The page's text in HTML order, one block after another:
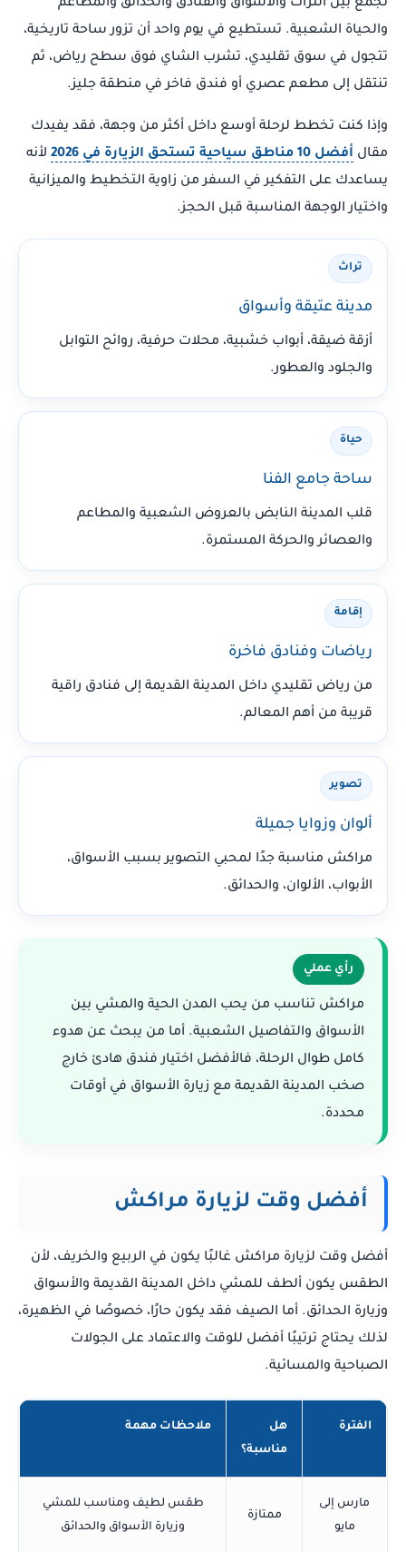
تجمع بين التراث والأسواق والفنادق والحدائق والمطاعم
والحياة الشعبية. تستطيع في يوم واحد أن تزور ساحة تاريخية،
تتجول في سوق تقليدي، تشرب الشاي فوق سطح رياض، ثم
تنتقل إلى مطعم عصري أو فندق فاخر في منطقة جليز.
وإذا كنت تخطط لرحلة أوسع داخل أكثر من وجهة، فقد يفيدك
مقال أفضل 10 مناطق سياحية تستحق الزيارة في 2026
لأنه
يساعدك على التفكير في السفر من زاوية التخطيط والميزانية
واختيار الوجهة المناسبة قبل الحجز.
تراث
مدينة عتيقة وأسواق
أزقة ضيقة، أبواب خشبية، محلات حرفية، روائح التوابل
والجلود والعطور.
حياة
ساحة جامع الفنا
قلب المدينة النابض بالعروض الشعبية والمطاعم
والعصائر والحركة المستمرة.
إقامة
رياضات وفنادق فاخرة
من رياض تقليدي داخل المدينة القديمة إلى فنادق راقية
قريبة من أهم المعالم.
تصوير
ألوان وزوايا جميلة
مراكش مناسبة جدًا لمحبي التصوير بسبب الأسواق،
الأبواب، الألوان، والحدائق.
رأي عملي
مراكش تناسب من يحب المدن الحية والمشي بين
الأسواق والتفاصيل الشعبية. أما من يبحث عن هدوء
كامل طوال الرحلة، فالأفضل اختيار فندق هادئ خارج
صخب المدينة القديمة مع زيارة الأسواق في أوقات
محددة.
أفضل وقت لزيارة مراكش
أفضل وقت لزيارة مراكش غالبًا يكون في الربيع والخريف، لأن
الطقس يكون ألطف للمشي داخل المدينة القديمة والأسواق
وزيارة الحدائق. أما الصيف فقد يكون حارًا، خصوصًا في الظهيرة،
لذلك يحتاج ترتيبًا أفضل للوقت والاعتماد على الجولات
الصباحية والمسائية.
الفترة
هل
مناسبة؟
ملاحظات مهمة
مارس إلى
مايو
ممتازة
طقس لطيف ومناسب للمشي
وزيارة الأسواق والحدائق